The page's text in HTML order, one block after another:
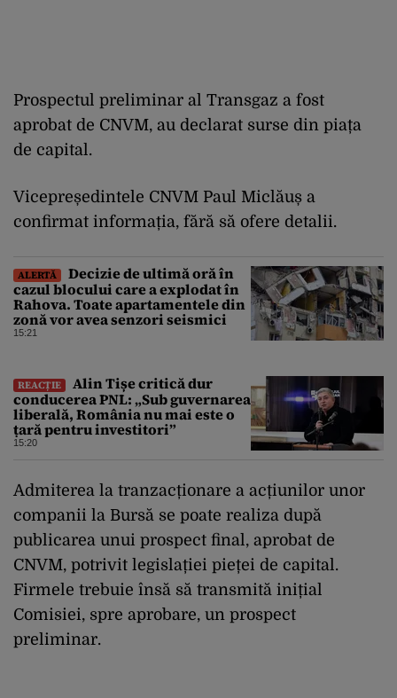
Prospectul preliminar al Transgaz a fost
aprobat de CNVM, au declarat surse din piața
de capital.
Vicepreședintele CNVM Paul Miclăuș a
confirmat informația, fără să ofere detalii.
ALERTĂ
Decizie de ultimă oră în
cazul blocului care a explodat în
Rahova. Toate apartamentele din
zonă vor avea senzori seismici
15:21
REACȚIE
Alin Tișe critică dur
conducerea PNL: „Sub guvernarea
liberală, România nu mai este o
țară pentru investitori”
15:20
Admiterea la tranzacționare a acțiunilor unor
companii la Bursă se poate realiza după
publicarea unui prospect final, aprobat de
CNVM, potrivit legislației pieței de capital.
Firmele trebuie însă să transmită inițial
Comisiei, spre aprobare, un prospect
preliminar.